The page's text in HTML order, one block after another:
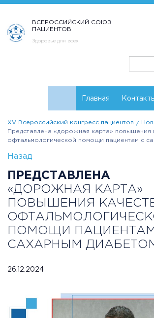
ВСЕРОССИЙСКИЙ СОЮЗ
ПАЦИЕНТОВ
Здоровье для всех
Главная
Программа Мнения
XV Всероссийский конгресс пациентов
Представлена «дорожная карта» повышения
офтальмологической помощи пациентам с
Назад
ПРЕДСТАВЛЕНА
«ДОРОЖНАЯ КАРТА»
ПОВЫШЕНИЯ
ПОМОЩИ
САХАРНЫМ
26.12.2024